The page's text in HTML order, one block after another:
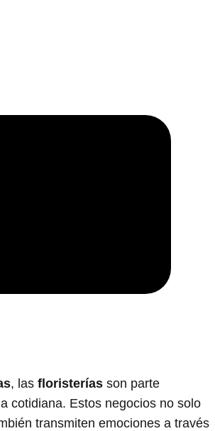
, las floristerías son parte
cotidiana. Estos negocios no solo
transmiten emociones a través